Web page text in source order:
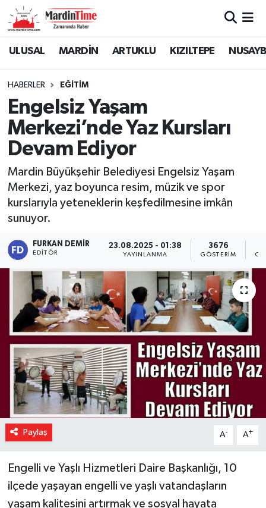
ULUSAL MARDİN ARTUKLU KIZILTEPE
HABERLER EĞİTİM
Engelsiz Yaşam
Merkezi’nde Yaz Kursları
Devam Ediyor
Mardin Büyükşehir Belediyesi Engelsiz Yaşam
Merkezi, yaz boyunca resim, müzik ve spor
kurslarıyla yeteneklerin keşfedilmesine imkân
sunuyor.
FURKAN DEMIR
EDITÖR
23.08.2025 - 01:38
YAYINLANMA
3676
GÖSTERIM
Paylaş A- A+
Engelli ve Yaşlı Hizmetleri Daire Başkanlığı, 10
ilçede yaşayan engelli ve yaşlı vatandaşların
yaşam kalitesini artırmak ve sosyal hayata
Mardin Nöbetçi Eczaneler
Mardin Namaz Vakitleri
Mardin Trafik Yoğunluk Haritası
Süper Lig Puan Durumu ve Fikstür
Tüm Manşetler
Son Dakika Haberleri
Haber Arşivi